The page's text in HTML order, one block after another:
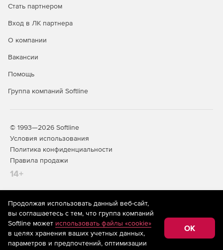
Стать партнером
Вход в ЛК партнера
О компании
Вакансии
Помощь
Группа компаний Softline
© 1993—2026 Softline
Условия использования
Политика конфиденциальности
Правила продажи
14+
На информационном ресурсе store.softline.ru применяются
рекомендательные технологии(информационные технологии
предоставления информации на основе сбора,
систематизации и анализа сведений, относящихся к
предпочтениям пользователей сети «Интернет»,
Продолжая использовать данный веб-сайт,
вы соглашаетесь с тем, что группа компаний
Softline может использовать файлы «cookie»
в целях хранения ваших учетных данных,
параметров и предпочтений, оптимизации
OK